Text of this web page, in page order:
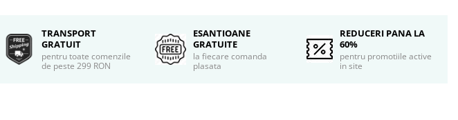
TRANSPORT
GRATUIT
pentru toate comenzile
de peste 299 RON
ESANTIOANE
GRATUITE
la fiecare comanda
plasata
REDUCERI PANA LA
60%
pentru promotiile active
in site